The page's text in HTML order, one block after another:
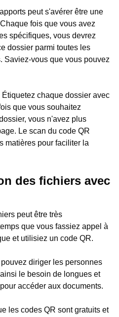
peut s'avérer être une
fois que vous avez
spécifiques, vous devrez
dossier parmi toutes les
Saviez-vous que vous pouvez
Étiquetez chaque dossier avec
que vous souhaitez
vous n'avez plus
Le scan du code QR
matières pour faciliter la
des fichiers avec
peut être très
que vous fassiez appel à
et utilisiez un code QR.
diriger les personnes
le besoin de longues et
accéder aux documents.
les codes QR sont gratuits et